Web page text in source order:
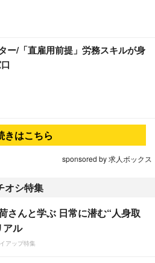
ー/「直雇用前提」労務スキルが身
きはこちら
sponsored by 求人ボックス
オシ特集
さんと学ぶ 日常に潜む“人身取
アル
アップ特集